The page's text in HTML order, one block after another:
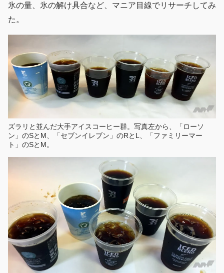
氷の量、氷の解け具合など、マニア目線でリサーチしてみ
た。
ズラリと並んだ大手アイスコーヒー群。写真左から、「ローソ
ン」のSとM、「セブンイレブン」のRとL、「ファミリーマー
ト」のSとM。